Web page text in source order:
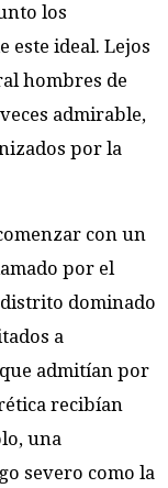
los
este ideal. Lejos
hombres de
admirable,
por la
con un
por el
dominado
a
admitían por
recibían
una
severo como la